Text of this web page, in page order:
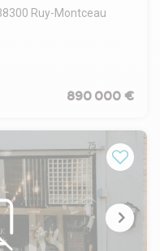
Ruy-Montceau
un local commercial
plus d'informations.
890 000 €